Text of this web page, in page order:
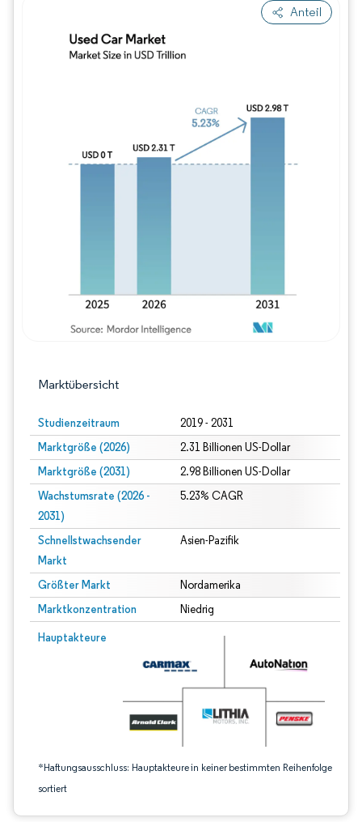
Anteil
Marktübersicht
Studienzeitraum 2019 - 2031
Marktgröße (2026) 2.31 Billionen US-Dollar
Marktgröße (2031) 2.98 Billionen US-Dollar
Wachstumsrate (2026 -
2031)
5.23% CAGR
Schnellstwachsender
Markt
Asien-Pazifik
Größter Markt Nordamerika
Marktkonzentration Niedrig
Hauptakteure
*Haftungsausschluss: Hauptakteure in keiner bestimmten Reihenfolge
sortiert
Bild © Mordor Intelligence. Wiederverwendung erfordert Namensnennung